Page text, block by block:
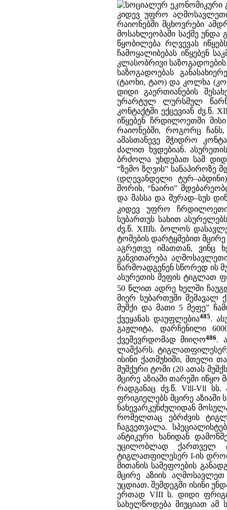
სოციალურ ეკონომიკური
კიდევ უფრო
რაიონებში მცხოვრები
მოსახლეობაში საქმე
წყობილება რღვევას
ჩამოყალიბებას იწყებენ
კლასობრივი
საზოგადოებას
(ტაოხი, ტაო) და კოლხა
დიდი გაერთიანების
ურარტულ ლურსმულ
კონტაქტში ექცევიან ძვ.წ.
იწყებენ ჩრდილოეთში
რაიონებში, როგორც
ამასთანევე მჭიდრო
ძალით ხვდებიან.
ბრძოლა უხდებათ სამ დიდ
“ზემო ზღვის” სანაპიროზე
(დღევანდელი
შორის, “ნაირი”
და მასსა და მურად–სუს
კიდევ უფრო
სუბართუს სახით
ძვ.წ. XIIIს. ბოლოს
ტომების დარტყმებით
აგრეთვე იმათთან, ვინც
განვითარება
წარმოადგენენ სწორედ ის
ასურეთის მეფის ტიგლათ
50 წლით ადრე ხელში
მიერ სუბართუში შემავალ
მუშქი და მათი 5 მეფე”
ქვეყანას დაუფლებია485.
გაჟლიტა, დარჩენილი
ქვეშევრდომად მიიღო486.
ლაშქარს.
ისინი ქათმუხიში, მთელი
მუშქური ტომი (20 ათას
მცირე აზიაში თარეში იწყო
რადგანაც ძვ.წ. Vlll-Vll სს.
ფრიგიელებს მცირე აზიაში
ნახევარკუნძულიდან
რომელთაც ებრძვის
ჩაგვეთვალა.
ანტიკური ხანიდან
უცილობლად ქართველ
ტიგლათფილესერ I-ის
მითანის სამეფოების
მცირე აზიის
უცდიათ. შემდეგში ისინი
ერთად VIII ს. დიდი
სახელწოდება მიუციათ